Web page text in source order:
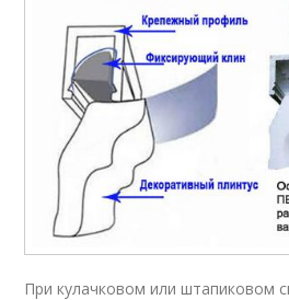
При кулачковом или штапиковом